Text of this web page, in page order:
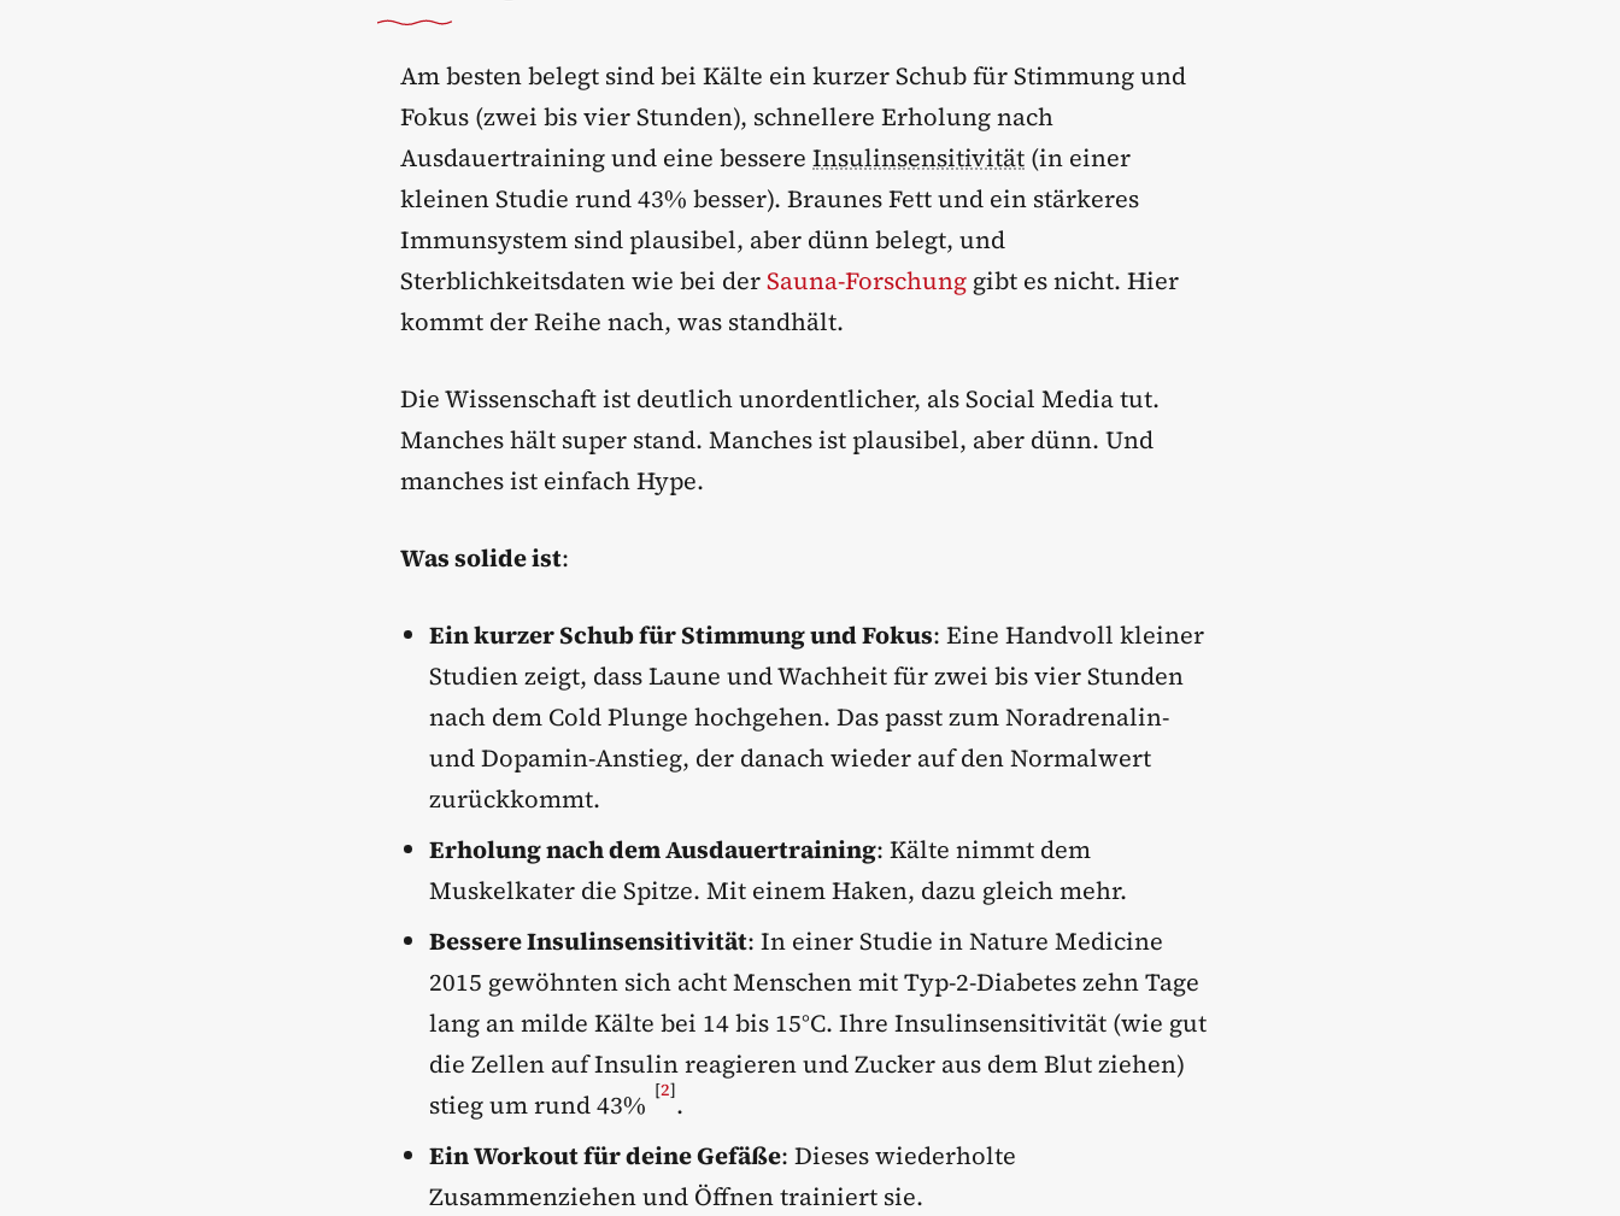
Am besten belegt sind bei Kälte ein kurzer Schub für Stimmung und
Fokus (zwei bis vier Stunden), schnellere Erholung nach
Ausdauertraining und eine bessere Insulinsensitivität (in einer
kleinen Studie rund 43% besser). Braunes Fett und ein stärkeres
Immunsystem sind plausibel, aber dünn belegt, und
Sterblichkeitsdaten wie bei derSauna-Forschung gibt es nicht. Hier
kommt der Reihe nach, was standhält.
Die Wissenschaft ist deutlich unordentlicher, als Social Media tut.
Manches hält super stand. Manches ist plausibel, aber dünn. Und
manches ist einfach Hype.
Was solide ist:
Ein kurzer Schub für Stimmung und Fokus: Eine Handvoll kleiner
Studien zeigt, dass Laune und Wachheit für zwei bis vier Stunden
nach dem Cold Plunge hochgehen. Das passt zum Noradrenalin-
und Dopamin-Anstieg, der danach wieder auf den Normalwert
zurückkommt.
Erholung nach dem Ausdauertraining: Kälte nimmt dem
Muskelkater die Spitze. Mit einem Haken, dazu gleich mehr.
Bessere Insulinsensitivität: In einer Studie in Nature Medicine
2015 gewöhnten sich acht Menschen mit Typ-2-Diabetes zehn Tage
lang an milde Kälte bei 14 bis 15°C. Ihre Insulinsensitivität (wie gut
die Zellen auf Insulin reagieren und Zucker aus dem Blut ziehen)
stieg um rund 43% [2].
Ein Workout für deine Gefäße: Dieses wiederholte
Zusammenziehen und Öffnen trainiert sie.